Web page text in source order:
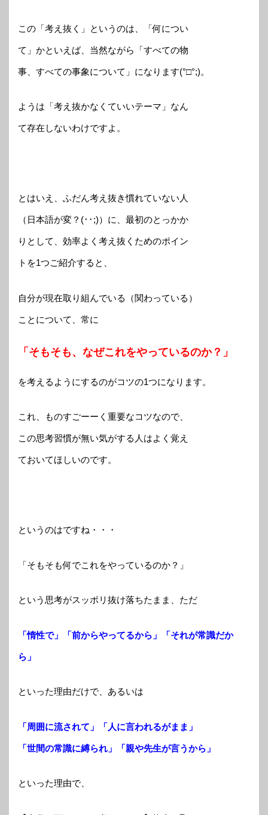
この「考え抜く」というのは、「何につい
て」かといえば、当然ながら「すべての物
事、すべての事象について」になります(°□°;)。
ようは「考え抜かなくていいテーマ」なん
て存在しないわけですよ。
とはいえ、ふだん考え抜き慣れていない人
（日本語が変？(･･;)）に、最初のとっかか
りとして、効率よく考え抜くためのポイン
トを1つご紹介すると、
自分が現在取り組んでいる（関わっている）
ことについて、常に
「そもそも、なぜこれをやっているのか？」
を考えるようにするのがコツの1つになります。
これ、ものすごーーく重要なコツなので、
この思考習慣が無い気がする人はよく覚え
ておいてほしいのです。
というのはですね・・・
「そもそも何でこれをやっているのか？」
という思考がスッポリ抜け落ちたまま、ただ
「惰性で」「前からやってるから」「それが常識だか
ら」
といった理由だけで、あるいは
「周囲に流されて」「人に言われるがまま」
「世間の常識に縛られ」「親や先生が言うから」
といった理由で、